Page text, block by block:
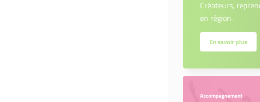
Créateurs,
en région.
En savoir plus
Accompagnement